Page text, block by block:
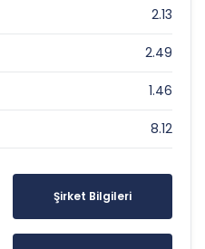
2.13
2.49
1.46
8.12
Şirket Bilgileri